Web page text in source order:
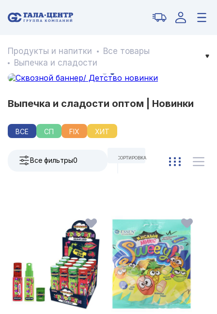
Продукты и напитки
Все товары
Выпечка и сладости
Выпечка и сладости оптом | Новинки
ВСЕ СП FIX ХИТ
Все фильтры0
СОРТИРОВКА